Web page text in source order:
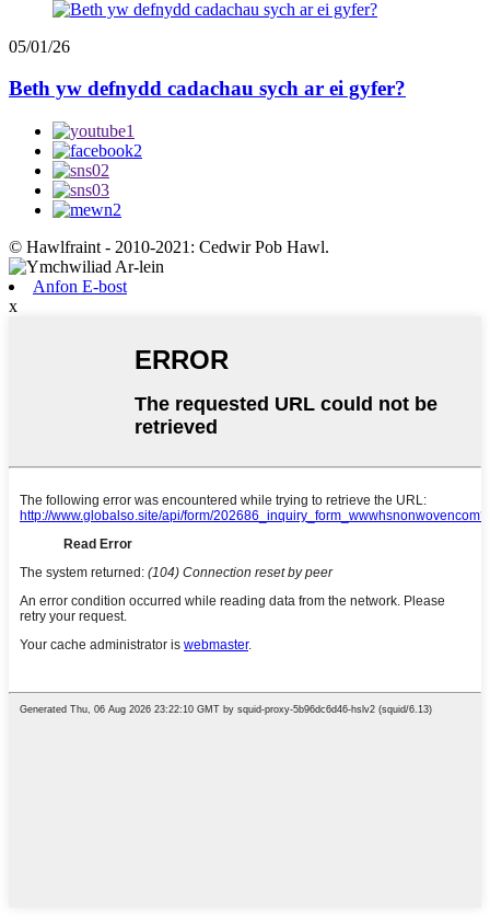
05/01/26
Beth yw defnydd cadachau sych ar ei gyfer?
© Hawlfraint - 2010-2021: Cedwir Pob Hawl.
Anfon E-bost
x